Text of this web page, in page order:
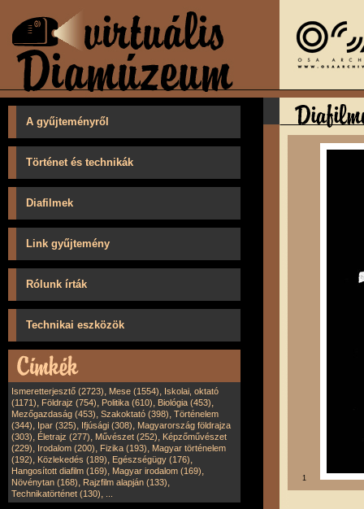
A gyűjteményről
Történet és technikák
Diafilmek
Link gyűjtemény
Rólunk írták
Technikai eszközök
Ismeretterjesztő (2723), Mese (1554), Iskolai, oktató
(1171), Földrajz (754), Politika (610), Biológia (453),
Mezőgazdaság (453), Szakoktató (398), Történelem
(344), Ipar (325), Ifjúsági (308), Magyarország földrajza
(303), Életrajz (277), Művészet (252), Képzőművészet
(229), Irodalom (200), Fizika (193), Magyar történelem
(192), Közlekedés (189), Egészségügy (176),
Hangosított diafilm (169), Magyar irodalom (169),
Növénytan (168), Rajzfilm alapján (133),
Technikatörténet (130),
1